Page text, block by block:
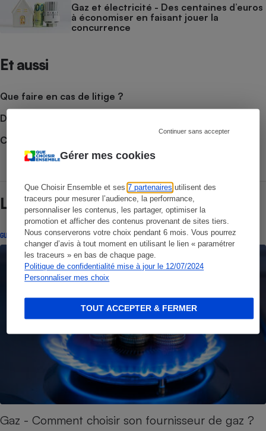
Gérer mes cookies
Que Choisir Ensemble et ses7 partenaires utilisent des
traceurs pour mesurer l’audience, la performance,
personnaliser les contenus, les partager, optimiser la
promotion et afficher des contenus provenant de sites tiers.
Nous conserverons votre choix pendant 6 mois. Vous pourrez
changer d’avis à tout moment en utilisant le lien « paramétrer
les traceurs » en bas de chaque page.
Politique de confidentialité mise à jour le 12/07/2024
Personnaliser mes choix
Continuer sans accepter
TOUT ACCEPTER & FERMER
Gaz et électricité - Des centaines d’euros
à économiser en faisant jouer la
concurrence
Et aussi
Que faire en cas de litige ?
Découvrir le forum
Consulter nos Actualités
Lire aussi
GUIDE D'ACHAT
Gaz - Comment choisir son fournisseur de gaz ?